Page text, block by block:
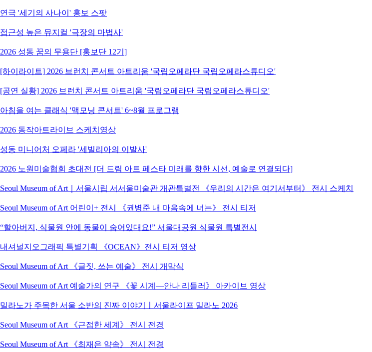
연극 '세기의 사나이' 홍보 스팟
접근성 높은 뮤지컬 '극장의 마법사'
2026 성동 꿈의 무용단 [홍보단 12기]
[하이라이트] 2026 브런치 콘서트 아트리움 '국립오페라단 국립오페라스튜디오'
[공연 실황] 2026 브런치 콘서트 아트리움 '국립오페라단 국립오페라스튜디오'
아침을 여는 클래식 '맥모닝 콘서트' 6~8월 프로그램
2026 동작아트라이브 스케치영상
성동 미니어처 오페라 '세빌리아의 이발사'
2026 노원미술협회 초대전 [더 드림 아트 페스타 미래를 향한 시선, 예술로 연결되다]
Seoul Museum of Art｜서울시립 서서울미술관 개관특별전 《우리의 시간은 여기서부터》 전시 스케치
Seoul Museum of Art 어린이+ 전시 《권병준 내 마음속에 너는》 전시 티저
“할아버지, 식물원 안에 동물이 숨어있대요!” 서울대공원 식물원 특별전시
내셔널지오그래픽 특별기획 《OCEAN》전시 티저 영상
Seoul Museum of Art 《글짓, 쓰는 예술》 전시 개막식
Seoul Museum of Art 예술가의 연구 《꽃 시계―안나 리들러》 아카이브 영상
밀라노가 주목한 서울 소반의 진짜 이야기ㅣ서울라이프 밀라노 2026
Seoul Museum of Art 《근접한 세계》 전시 전경
Seoul Museum of Art 《최재은 약속》 전시 전경